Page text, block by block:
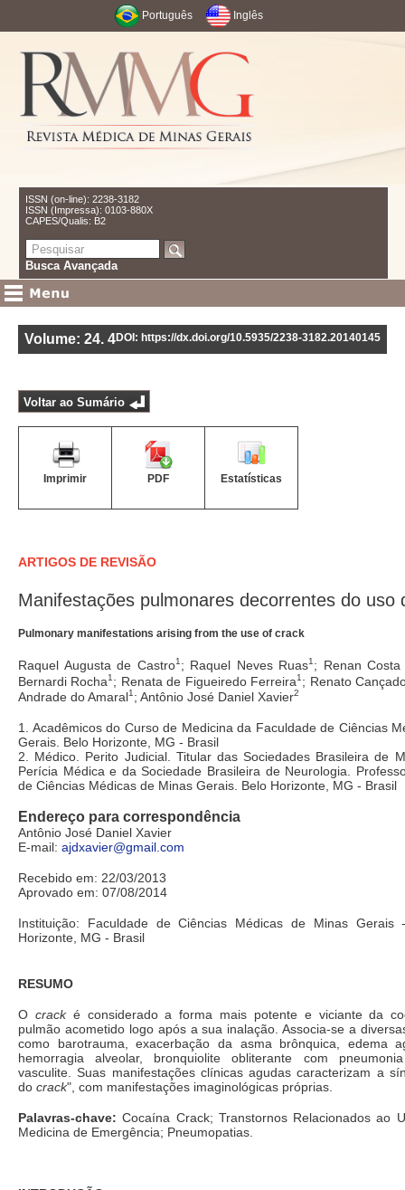
Português Inglês
ISSN (on-line): 2238-3182
ISSN (Impressa): 0103-880X
CAPES/Qualis: B2
Busca Avançada
Volume: 24. 4DOI: https://dx.doi.org/10.5935/2238-3182.20140145
Voltar ao Sumário
Imprimir PDF Estatísticas
ARTIGOS DE REVISÃO
Manifestações pulmonares decorrentes do uso
Pulmonary manifestations arising from the use of crack
Raquel Augusta de Castro1 ; Raquel Neves Ruas1 ; Renan Costa
Bernardi Rocha1 ; Renata de Figueiredo Ferreira1 ; Renato
Andrade do Amaral1; Antônio José Daniel Xavier2
1. Acadêmicos do Curso de Medicina da Faculdade de Ciências
Gerais. Belo Horizonte, MG - Brasil
2. Médico. Perito Judicial. Titular das Sociedades Brasileira de
Perícia Médica e da Sociedade Brasileira de Neurologia.
de Ciências Médicas de Minas Gerais. Belo Horizonte, MG - Brasil
Endereço para correspondência
Antônio José Daniel Xavier
E-mail: ajdxavier@gmail.com
Recebido em: 22/03/2013
Aprovado em: 07/08/2014
Instituição: Faculdade de Ciências Médicas de Minas Gerais
Horizonte, MG - Brasil
RESUMO
O cracké considerado a forma mais potente e viciante da
pulmão acometido logo após a sua inalação. Associa-se a
como barotrauma, exacerbação da asma brônquica, edema
hemorragia alveolar, bronquiolite obliterante com
vasculite. Suas manifestações clínicas agudas caracterizam a
do crack", com manifestações imaginológicas próprias.
Palavras-chave: Cocaína Crack; Transtornos Relacionados ao
Medicina de Emergência; Pneumopatias.